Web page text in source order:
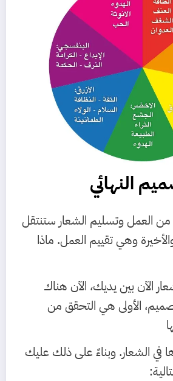
النهائي
من العمل وتسليم الشعار ستنتقل
وهي تقييم العمل. ماذا
الآن بين يديك، الآن هناك
الأولى هي التحقق من
في الشعار. وبناءً على ذلك عليك